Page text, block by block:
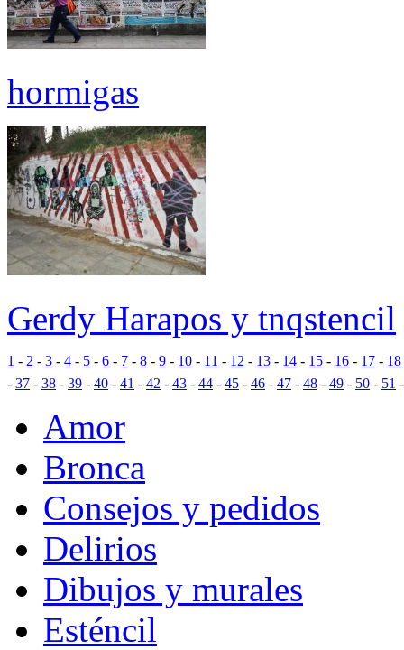
hormigas
Gerdy Harapos y tnqstencil
1 - 2 - 3 - 4 - 5 - 6 - 7 - 8 - 9 - 10 - 11 - 12 - 13 - 14 - 15 - 16 - 17 - 18
- 37 - 38 - 39 - 40 - 41 - 42 - 43 - 44 - 45 - 46 - 47 - 48 - 49 - 50 - 51
Amor
Bronca
Consejos y pedidos
Delirios
Dibujos y murales
Esténcil